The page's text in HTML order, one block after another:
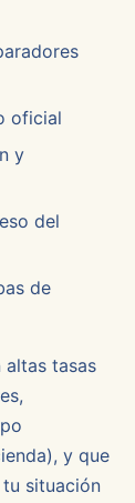
oficial
y
del
de
altas tasas
y que
situación